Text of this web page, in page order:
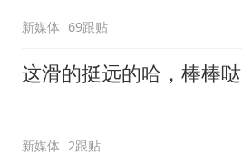
新媒体 69跟贴
这滑的挺远的哈，棒棒哒
新媒体 2跟贴